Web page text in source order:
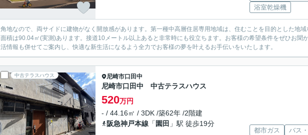
浴室乾燥機
角地なので、両サイドに建物がなく開放感があります。第一種中高層住居専用地域は、住むことを目的とした地
面積は90.04㎡(実測)あります。接道10メートル以上あると非常時にも役立ちます。お客様の希望条件をぜひお聞
活情報も併せてご案内し、快適な新生活になるよう全力でお客様の夢を叶えるお手伝いをいたします。
中古テラスハウス 尼崎市口田中
尼崎市口田中 中古テラスハウス
520万円
- / 44.16㎡ / 3DK /築62年 /2階建
阪急神戸本線 「 園田 」駅 徒歩19分
都市ガス バス